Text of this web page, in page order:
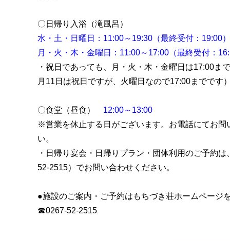
〇日帰り入浴（滝風呂）
水・土・日曜日：11:00～19:30（最終受付：19:00）
月・火・木・金曜日：11:00～17:00（最終受付：
・祝日であっても、月・火・木・金曜日は17:00ま
月11日は祝日ですが、火曜日なので17:00までです
〇食堂（昼食） 12:00～13:00
※営業を休止する日がございます。お電話にてお問
い。
・日帰り宴会・日帰りプラン・団体利用のご予約は
52-2515）でお問い合わせください。
●施設のご案内・ご予約は もちづき荘ホームページ
☎0267-52-2515